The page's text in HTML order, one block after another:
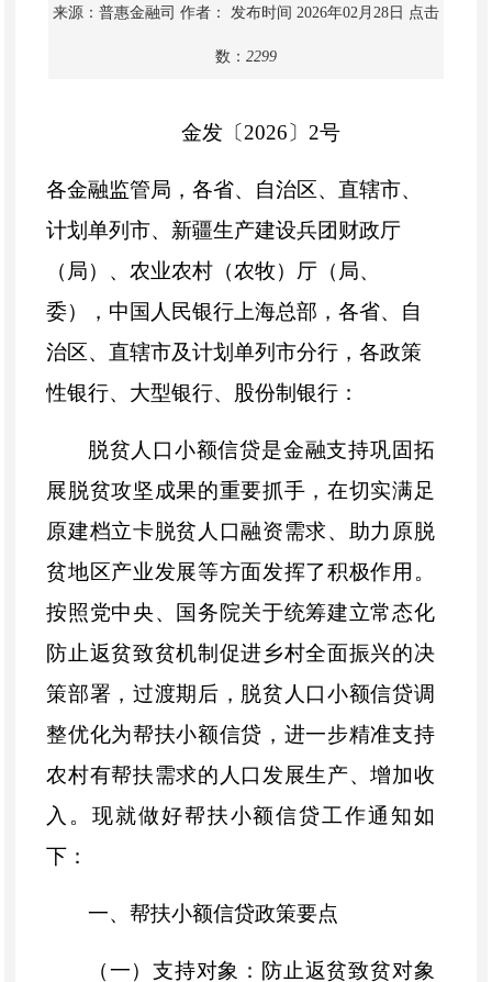
来源：普惠金融司 作者： 发布时间 2026年02月28日 点击
数： 2299
金发〔2026〕2号
各金融监管局，各省、自治区、直辖市、
计划单列市、新疆生产建设兵团财政厅
（局）、农业农村（农牧）厅（局、
委），中国人民银行上海总部，各省、自
治区、直辖市及计划单列市分行，各政策
性银行、大型银行、股份制银行 ：
脱贫人口小额信贷是金融支持巩固拓
展脱贫攻坚成果的重要抓手，在切实满足
原建档立卡脱贫人口融资需求、助力 原脱
贫地区产业发展等方面发挥了积极作用。
按照党中央、国务院关于统筹建立常态化
防止返贫致贫机制促进乡村全面振兴的决
策部署，过渡期后，脱贫人口小额信贷调
整优化为帮扶小额信贷，进一步精准支持
农村有帮扶需求的人口发展生产、增加收
入。现就做好帮扶小额信贷工作通知如
下：
一、帮扶小额信贷政策要点
（一）支持对象 ：防止返贫致贫对象